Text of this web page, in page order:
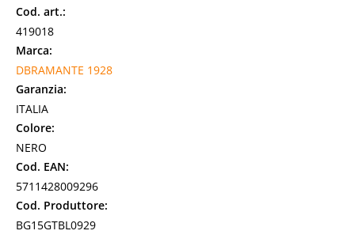
Cod. art.:
419018
Marca:
DBRAMANTE 1928
Garanzia:
ITALIA
Colore:
NERO
Cod. EAN:
5711428009296
Cod. Produttore:
BG15GTBL0929